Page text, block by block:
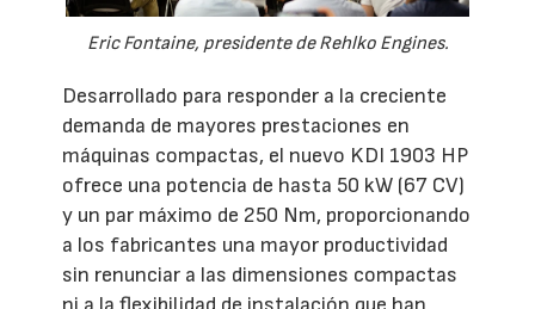
Eric Fontaine, presidente de Rehlko Engines.
Desarrollado para responder a la creciente
demanda de mayores prestaciones en
máquinas compactas, el nuevo KDI 1903 HP
ofrece una potencia de hasta 50 kW (67 CV)
y un par máximo de 250 Nm, proporcionando
a los fabricantes una mayor productividad
sin renunciar a las dimensiones compactas